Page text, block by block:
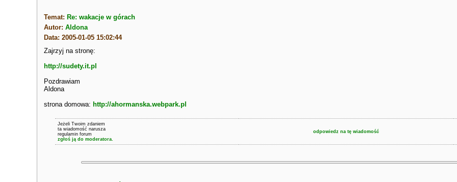
Temat: Re: wakacje w górach
Autor: Aldona
Data: 2005-01-05 15:02:44
Zajrzyj na stronę:
http://sudety.it.pl
Pozdrawiam
Aldona
strona domowa: http://ahormanska.webpark.pl
Jeżeli Twoim zdaniem
ta wiadomość narusza
regulamin forum
zgłoś ją do moderatora.
odpowiedz na tę wiadomość